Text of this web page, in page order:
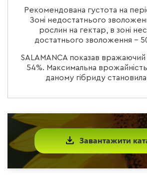
Рекомендована густота на
Зоні недостатнього
рослин на гектар, в зоні
достатнього зволоження –
SALAMANCA показав вражаючий
54%. Максимальна
даному гібриду
Завантажити